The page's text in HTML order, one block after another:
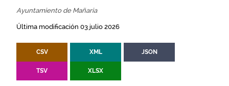
Ayuntamiento de Mañaria
Última modificación 03 julio 2026
CSV XML JSON
TSV XLSX